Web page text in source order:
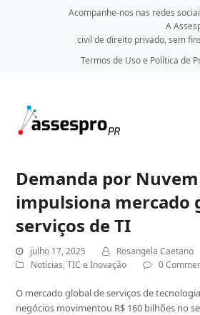
Acompanhe-nos nas redes
A
civil de direito privado, sem
Termos de Uso e Política de
Demanda por
impulsiona mercado
serviços de TI
julho 17, 2025
Rosangela Caetano
Notícias,TIC e Inovação 0
O mercado global de serviços de
negócios movimentou R$ 160 bilhões no